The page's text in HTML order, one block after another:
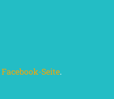
Facebook-Seite.